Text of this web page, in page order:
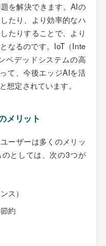
を解決できます。AIの
たり、より効率的なハ
たりすることで、より
なるのです。IoT（Inte
ベデッドシステムの高
て、今後エッジAIを活
想定されています。
メリット
ーザーは多くのメリッ
としては、次の3つが
ス）
約